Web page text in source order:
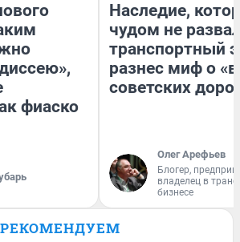
фиаско
Наследие,
чудом не
транспортный
разнес миф о
советских
Олег Арефьев
Блогер,
владелец в
бизнесе
РЕКОМЕНДУЕМ